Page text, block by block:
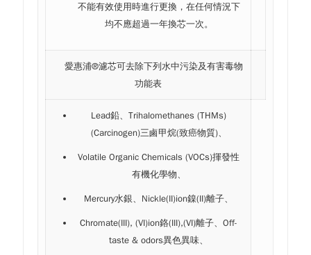
不能有效使用時進行更換，在任何情況下
均不應超過一年換芯一次。
愛惠浦®濾芯可去除下列水中污染及有害毒物
功能表
Lead鉛、Trihalomethanes (THMs)
(Carcinogen)三鹵甲烷(致癌物質)、
Volatile Organic Chemicals (VOCs)揮發性
有機化學物、
Mercury水銀、Nickle(II)ion鎳(II)離子、
Chromate(III), (VI)ion鉻(III),(VI)離子、Off-
taste & odors異色異味、